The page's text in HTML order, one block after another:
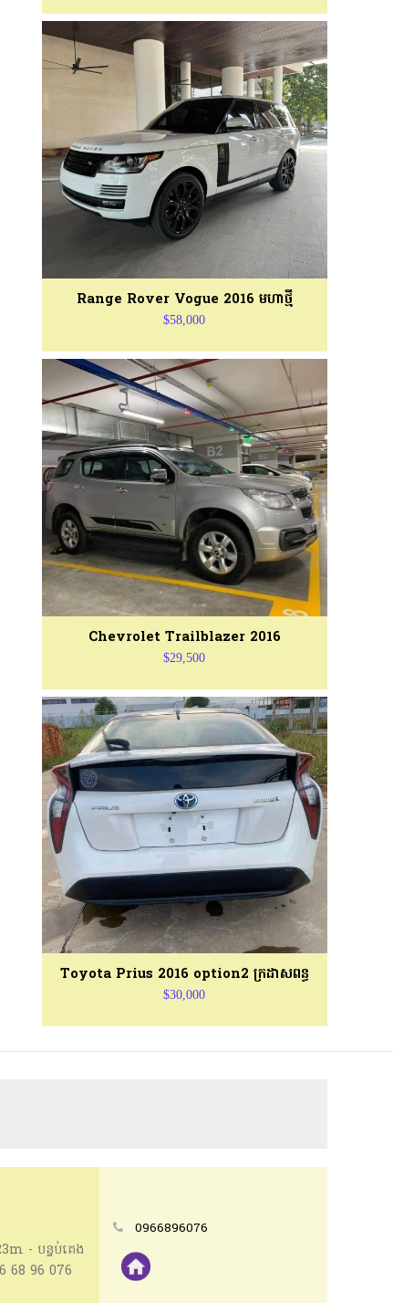
Range Rover Vogue 2016 មហាថ្មី
$58,000
Chevrolet Trailblazer 2016
$29,500
Toyota Prius 2016 option2 ក្រដាសពន្ធ
$30,000
- បន្ទប់គេង
68 96 076
0966896076